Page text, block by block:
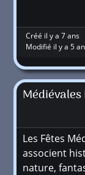
Créé il y a 7 ans
Modifié il y a 5
Les Fêtes
associent
nature,